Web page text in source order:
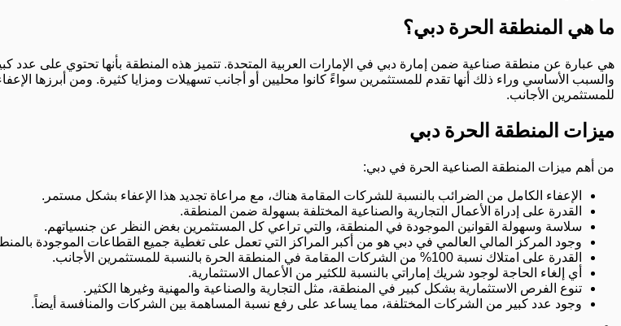
ما هي المنطقة الحرة دبي؟
هي عبارة عن منطقة صناعية ضمن إمارة دبي في الإمارات العربية المتحدة. تتميز هذه المنطقة بأنها تحتوي على عدد
والسبب الأساسي وراء ذلك أنها تقدم للمستثمرين سواءً كانوا محليين أو أجانب تسهيلات ومزايا كثيرة. ومن أبرزها
للمستثمرين الأجانب.
ميزات المنطقة الحرة دبي
من أهم ميزات المنطقة الصناعية الحرة في دبي:
الإعفاء الكامل من الضرائب بالنسبة للشركات المقامة هناك، مع مراعاة تجديد هذا الإعفاء بشكل مستمر.
القدرة على إدراة الأعمال التجارية والصناعية المختلفة بسهولة ضمن المنطقة.
سلاسة وسهولة القوانين الموجودة في المنطقة، والتي تراعي كل المستثمرين بغض النظر عن جنسياتهم.
وجود المركز المالي العالمي في دبي هو من أكبر المراكز التي تعمل على تغطية جميع القطاعات الموجودة
القدرة على امتلاك نسبة 100% من الشركات المقامة في المنطقة الحرة بالنسبة للمستثمرين الأجانب.
أي إلغاء الحاجة لوجود شريك إماراتي بالنسبة للكثير من الأعمال الاستثمارية.
تنوع الفرص الاستثمارية بشكل كبير في المنطقة، مثل التجارية والصناعية والمهنية وغيرها الكثير.
وجود عدد كبير من الشركات المختلفة، مما يساعد على رفع نسبة المساهمة بين الشركات والمنافسة أيضاً.